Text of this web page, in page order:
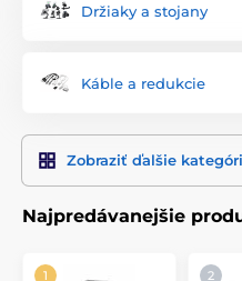
Držiaky a stojany
Káble a redukcie
Zobraziť ďalšie
Najpredávanejšie